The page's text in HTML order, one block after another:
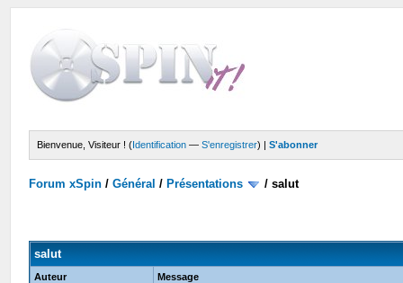
Bienvenue, Visiteur ! (Identification —S'enregistrer) |S'abonner
Forum xSpin /Général / Présentations /salut
salut
Auteur Message